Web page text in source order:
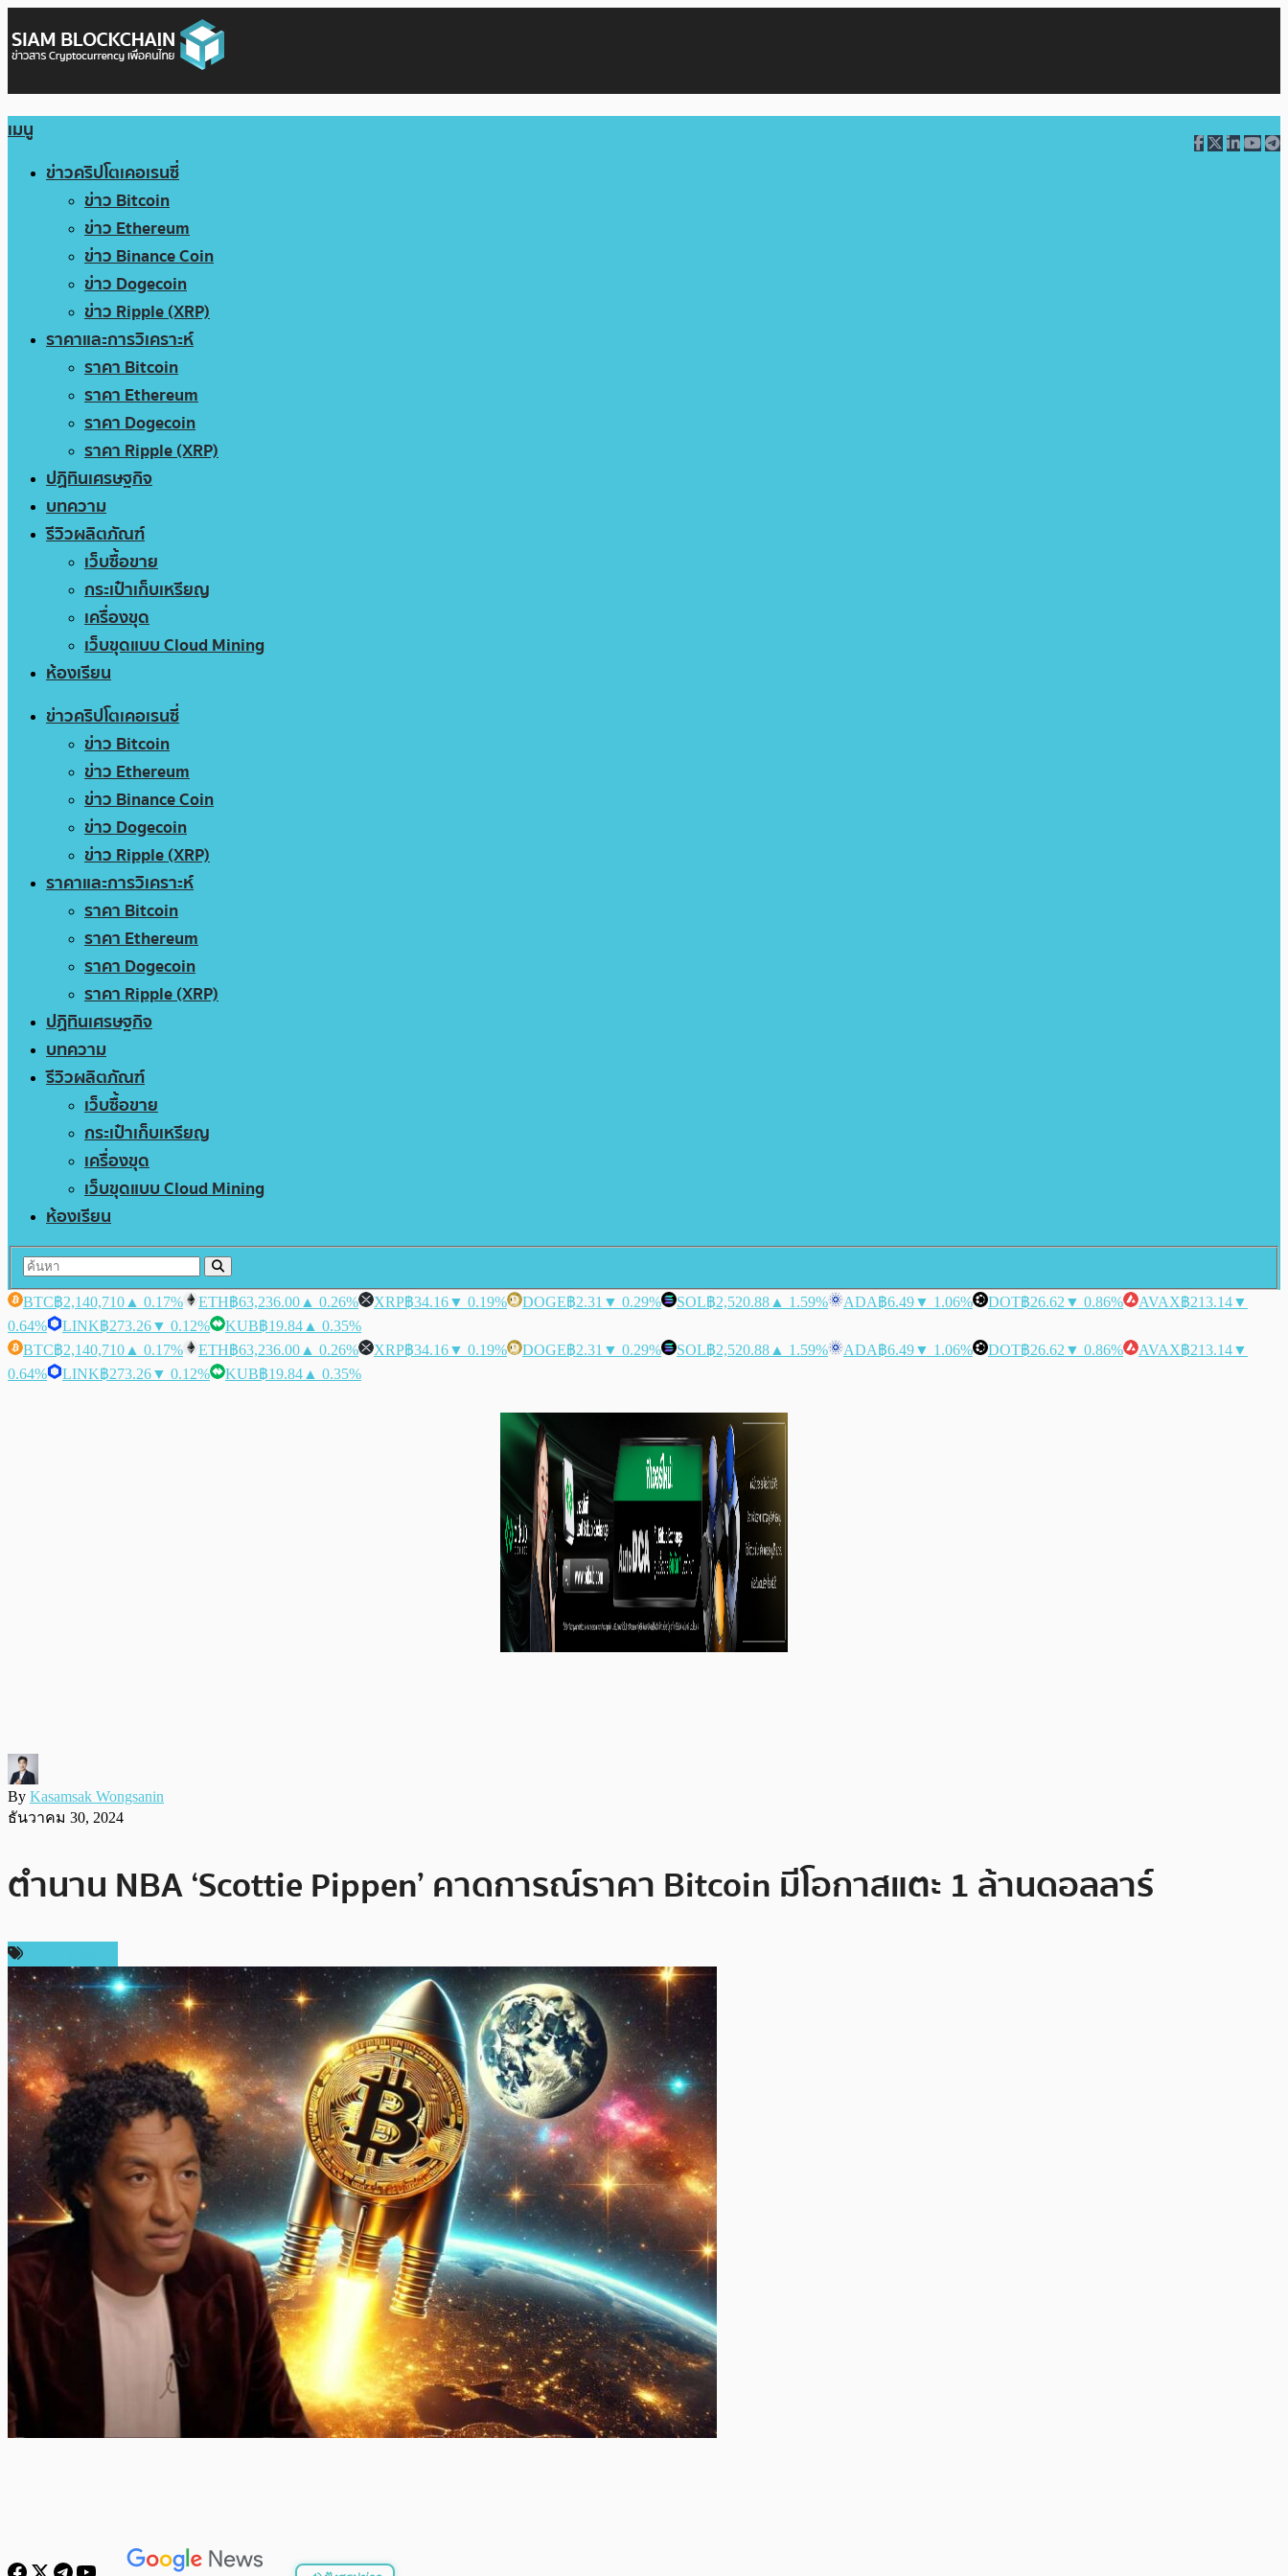
เมนู
ข่าวคริปโตเคอเรนซี่
ข่าว Bitcoin
ข่าว Ethereum
ข่าว Binance Coin
ข่าว Dogecoin
ข่าว Ripple (XRP)
ราคาและการวิเคราะห์
ราคา Bitcoin
ราคา Ethereum
ราคา Dogecoin
ราคา Ripple (XRP)
ปฏิทินเศรษฐกิจ
บทความ
รีวิวผลิตภัณฑ์
เว็บซื้อขาย
กระเป๋าเก็บเหรียญ
เครื่องขุด
เว็บขุดแบบ Cloud Mining
ห้องเรียน
ข่าวคริปโตเคอเรนซี่
ข่าว Bitcoin
ข่าว Ethereum
ข่าว Binance Coin
ข่าว Dogecoin
ข่าว Ripple (XRP)
ราคาและการวิเคราะห์
ราคา Bitcoin
ราคา Ethereum
ราคา Dogecoin
ราคา Ripple (XRP)
ปฏิทินเศรษฐกิจ
บทความ
รีวิวผลิตภัณฑ์
เว็บซื้อขาย
กระเป๋าเก็บเหรียญ
เครื่องขุด
เว็บขุดแบบ Cloud Mining
ห้องเรียน
BTC฿2,140,710 ▲ 0.17% ETH฿63,236.00 ▲ 0.26% XRP฿34.16▼ 0.19% DOGE฿2.31 ▼ 0.29% SOL฿2,520.88 ▲ 1.59% ADA฿6.49▼ 1.06% DOT฿26.62 ▼ 0.86% AVAX฿213.14▼
0.64%
LINK฿273.26▼ 0.12% KUB฿19.84 ▲ 0.35%
BTC฿2,140,710 ▲ 0.17% ETH฿63,236.00 ▲ 0.26% XRP฿34.16▼ 0.19% DOGE฿2.31 ▼ 0.29% SOL฿2,520.88 ▲ 1.59% ADA฿6.49▼ 1.06% DOT฿26.62 ▼ 0.86% AVAX฿213.14▼
0.64%
LINK฿273.26▼ 0.12% KUB฿19.84 ▲ 0.35%
By Kasamsak Wongsanin
ธันวาคม 30, 2024
ตำนาน NBA ‘Scottie Pippen’ คาดการณ์ราคา Bitcoin มีโอกาสแตะ 1 ล้านดอลลาร์